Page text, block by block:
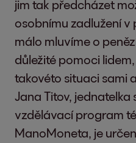
jim tak předcházet
osobnímu zadlužení v
málo mluvíme o
důležité pomoci
takovéto situaci sami
Jana Titov,
vzdělávací program
ManoMoneta, je